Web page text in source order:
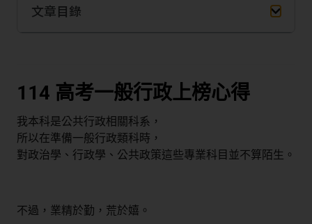
文章目錄
114 高考一般行政上榜心得
我本科是公共行政相關科系，
所以在準備一般行政類科時，
對政治學、行政學、公共政策這些專業科目並不算陌生。
不過，業精於勤，荒於嬉。